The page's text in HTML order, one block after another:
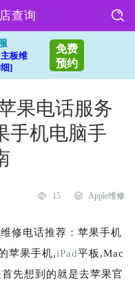
查询
板维
]
免费
预约
果电话服务
手机电脑手
15 Apple维修
修电话推荐：苹果手机
苹果手机,iPad平板,Mac
先想到的就是去苹果官